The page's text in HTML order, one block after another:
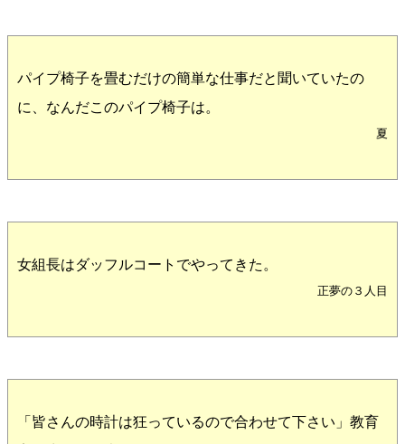
パイプ椅子を畳むだけの簡単な仕事だと聞いていたの
に、なんだこのパイプ椅子は。
夏
女組長はダッフルコートでやってきた。
正夢の３人目
「皆さんの時計は狂っているので合わせて下さい」教育